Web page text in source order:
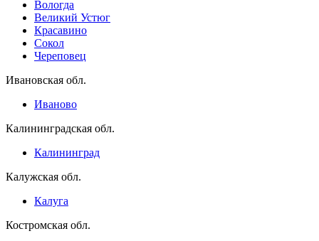
Вологда
Великий Устюг
Красавино
Сокол
Череповец
Ивановская обл.
Иваново
Калининградская обл.
Калининград
Калужская обл.
Калуга
Костромская обл.